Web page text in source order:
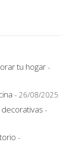
tu hogar -
- 26/08/2025
-
-